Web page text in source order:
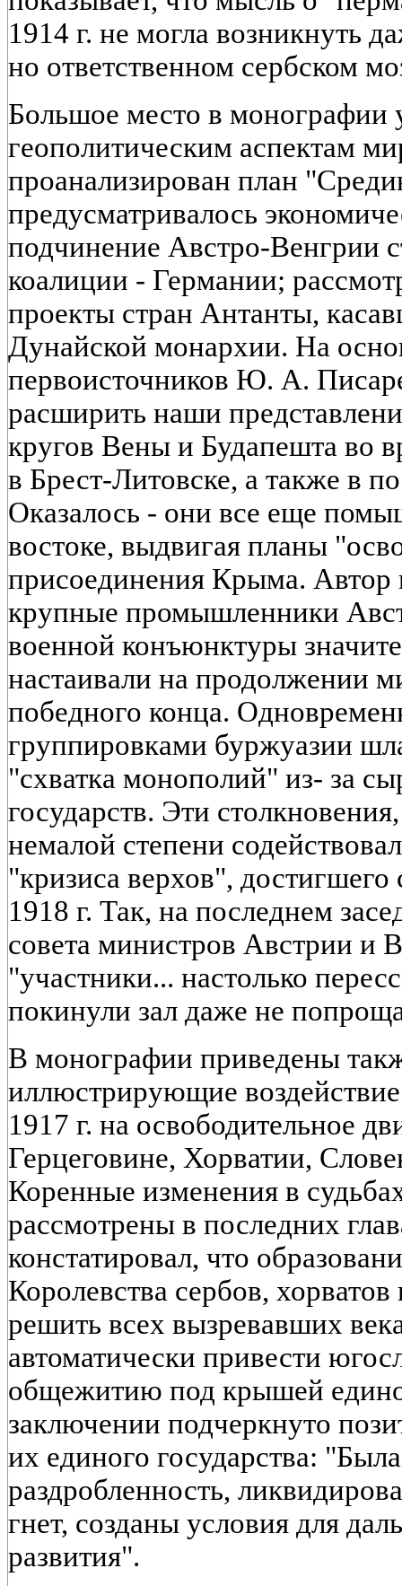
1914 г. не могла возникнуть
но ответственном сербском
Большое место в монографии
геополитическим аспектам
проанализирован план
предусматривалось
подчинение Австро-Венгрии
коалиции - Германии;
проекты стран Антанты,
Дунайской монархии. На
первоисточников Ю. А.
расширить наши
кругов Вены и Будапешта во
в Брест-Литовске, а также в
Оказалось - они все еще
востоке, выдвигая планы
присоединения Крыма. Автор
крупные промышленники
военной конъюнктуры
настаивали на продолжении
победного конца.
группировками буржуазии
"схватка монополий" из- за
государств. Эти
немалой степени
"кризиса верхов", достигшего
1918 г. Так, на последнем
совета министров Австрии и
"участники... настолько
покинули зал даже не
В монографии приведены
иллюстрирующие
1917 г. на освободительное
Герцеговине, Хорватии,
Коренные изменения в
рассмотрены в последних
констатировал, что
Королевства сербов,
решить всех вызревавших
автоматически привести
общежитию под крышей
заключении подчеркнуто
их единого государства:
раздробленность,
гнет, созданы условия для
развития".